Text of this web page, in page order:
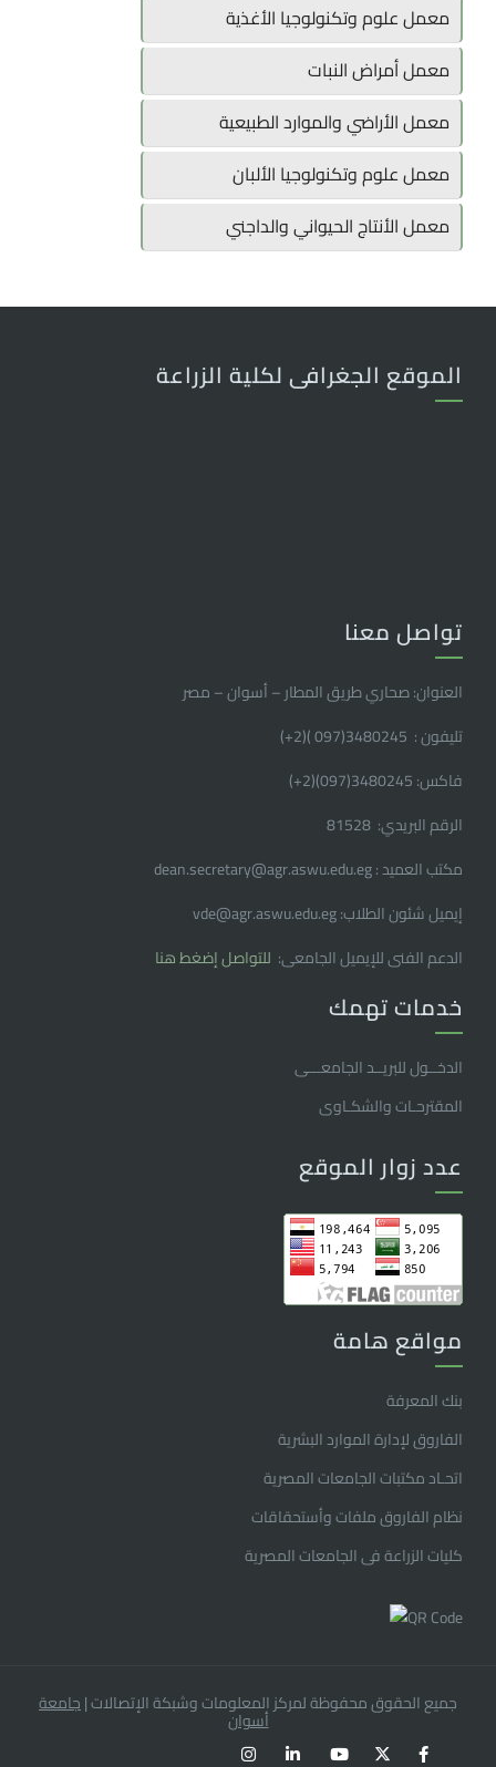
معمل علوم وتكنولوجيا الأغذية
معمل أمراض النبات
معمل الأراضي والموارد الطبيعية
معمل علوم وتكنولوجيا الألبان
معمل الأنتاج الحيواني والداجني
الموقع الجغرافى لكلية الزراعة
تواصل معنا
العنوان: صحاري طريق المطار – أسوان – مصر
تليفون : 3480245(097 )(2
+
)
فاكس: 3480245(097)(2
+
)
الرقم البريدي: 81528
مكتب العميد : dean.secretary@agr.aswu.edu.eg
إيميل شئون الطلاب: vde@agr.aswu.edu.eg
الدعم الفنى للإيميل الجامعى: للتواصل إضغط هنا
خدمات تهمك
الدخــول للبريــد الجامعـــى
المقترحـات والشكـاوى
عدد زوار الموقع
مواقع هامة
بنك المعرفة
الفاروق ﻹدارة الموارد البشرية
اتحـاد مكتبات الجامعات المصرية
نظام الفاروق ملفات وأستحقاقات
كليات الزراعة فى الجامعات المصرية
جميع الحقوق محفوظة لمركز المعلومات وشبكة الإتصالات|جامعة
أسوان